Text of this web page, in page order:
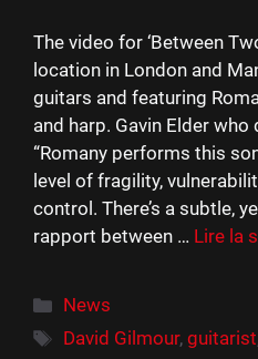
The video for ‘Between
location in London and
guitars and featuring
and harp. Gavin Elder
“Romany performs this
level of fragility,
control. There’s a subtle,
rapport between … Lire la
Catégories
News
Étiquettes
David Gilmour,guitarist